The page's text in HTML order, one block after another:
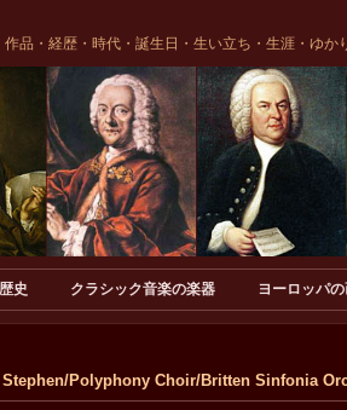
品・経歴・時代・誕生日・生い立ち・生涯・ゆか
史 クラシック音楽の楽器 ヨーロッパ
Polyphony Choir/Britten Sinfonia